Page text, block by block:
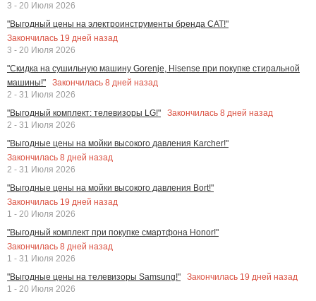
3 - 20 Июля 2026
"Выгодный цены на электроинструменты бренда CAT!"
Закончилась 19 дней назад
3 - 20 Июля 2026
"Скидка на сушильную машину Gorenje, Hisense при покупке стиральной
машины!"
Закончилась 8 дней назад
2 - 31 Июля 2026
"Выгодный комплект: телевизоры LG!"
Закончилась 8 дней назад
2 - 31 Июля 2026
"Выгодные цены на мойки высокого давления Karcher!"
Закончилась 8 дней назад
2 - 31 Июля 2026
"Выгодные цены на мойки высокого давления Bort!"
Закончилась 19 дней назад
1 - 20 Июля 2026
"Выгодный комплект при покупке смартфона Honor!"
Закончилась 8 дней назад
1 - 31 Июля 2026
"Выгодные цены на телевизоры Samsung!"
Закончилась 19 дней назад
1 - 20 Июля 2026